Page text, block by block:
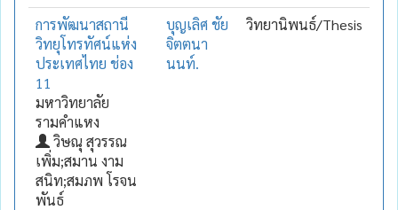
การพัฒนาสถานี
วิทยุโทรทัศน์แห่ง
ประเทศไทย ช่อง
11
มหาวิทยาลัย
รามคำแหง
วิษณุ สุวรรณ
เพิ่ม;สมาน งาม
สนิท;สมภพ โรจน
พันธ์
บุญเลิศ ชัย
จิตตนา
นนท์.
วิทยานิพนธ์/Thesis